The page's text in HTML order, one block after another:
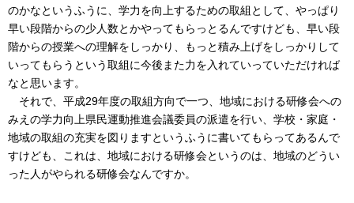
のかなというふうに、学力を向上するための取組として、やっぱり
早い段階からの少人数とかやってもらっとるんですけども、早い段
階からの授業への理解をしっかり、もっと積み上げをしっかりして
いってもらうという取組に今後また力を入れていっていただければ
なと思います。
それで、平成29年度の取組方向で一つ、地域における研修会への
みえの学力向上県民運動推進会議委員の派遣を行い、学校・家庭・
地域の取組の充実を図りますというふうに書いてもらってあるんで
すけども、これは、地域における研修会というのは、地域のどうい
った人がやられる研修会なんですか。